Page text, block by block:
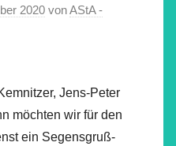
2020 vonAStA -
Jens-Peter
möchten wir für den
ein Segensgruß-